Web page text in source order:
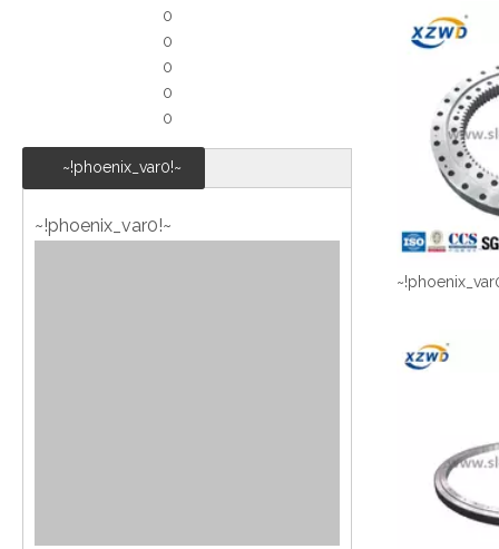
0
0
0
0
0
~!phoenix_var0!~
~!phoenix_var0!~